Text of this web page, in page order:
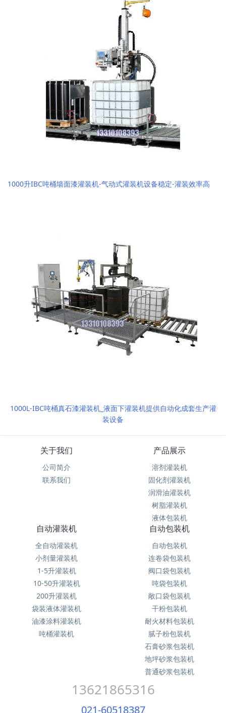
1000升IBC吨桶墙面漆灌装机-气动式灌装机设备稳定-灌装效率高
1000L-IBC吨桶真石漆灌装机_液面下灌装机提供自动化成套生产灌
装设备
关于我们
公司简介
联系我们
产品展示
溶剂灌装机
固化剂灌装机
润滑油灌装机
树脂灌装机
液体包装机
自动灌装机
全自动灌装机
小剂量灌装机
1-5升灌装机
10-50升灌装机
200升灌装机
袋装液体灌装机
油漆涂料灌装机
吨桶灌装机
自动包装机
自动包装机
连卷袋包装机
阀口袋包装机
吨袋包装机
敞口袋包装机
干粉包装机
耐火材料包装机
腻子粉包装机
石膏砂浆包装机
地坪砂浆包装机
普通砂浆包装机
13621865316
021-60518387